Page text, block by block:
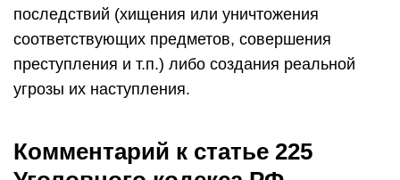
последствий (хищения или уничтожения
соответствующих предметов, совершения
преступления и т.п.) либо создания реальной
угрозы их наступления.
Комментарий к статье 225